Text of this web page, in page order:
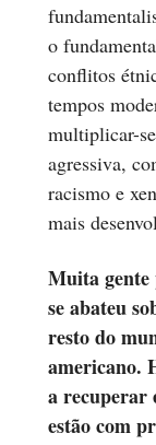
o
conflitos
tempos
multiplicar-
agressiva,
racismo e
mais
Muita gente
se abateu
resto do
americano.
a recuperar
estão com